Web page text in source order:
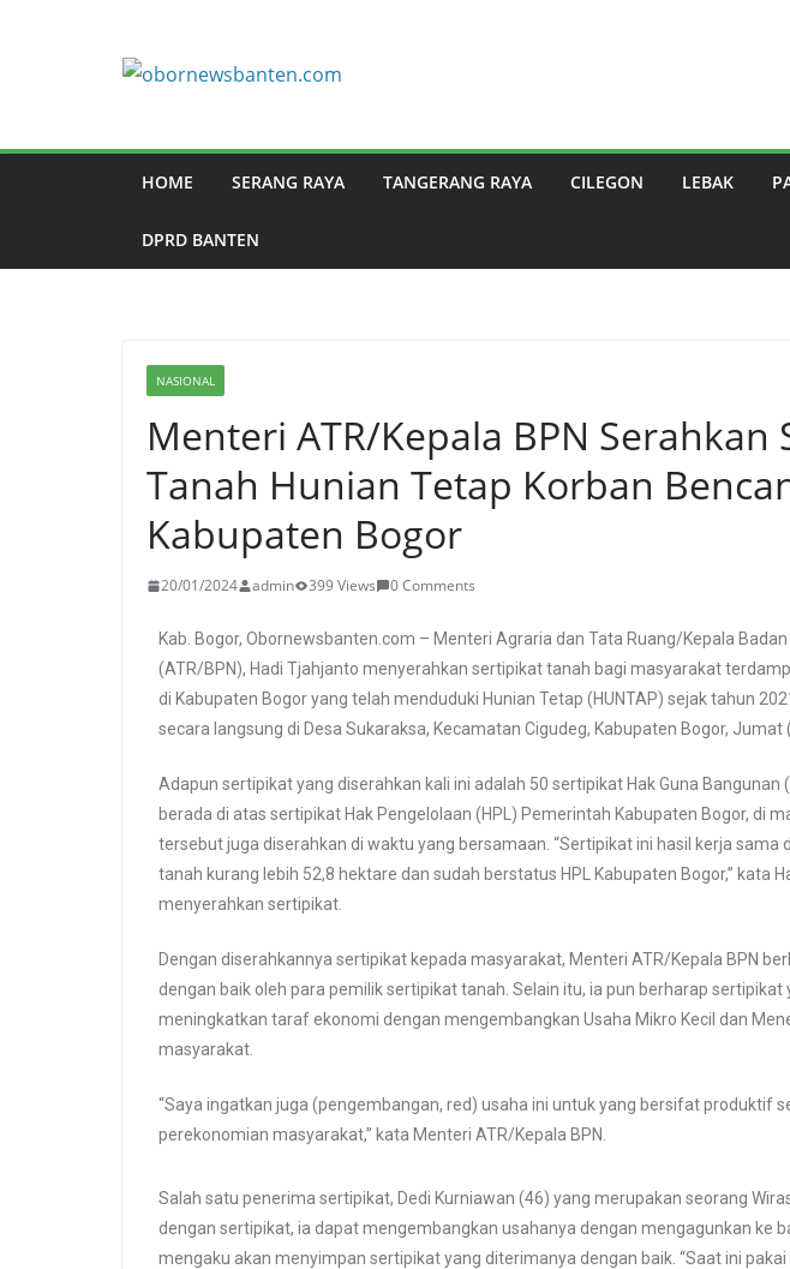
HOME SERANG RAYA TANGERANG RAYA CILEGON LEBAK
DPRD BANTEN
NASIONAL
Menteri ATR/Kepala BPN Serahkan
Tanah Hunian Tetap Korban
Kabupaten Bogor
20/01/2024 admin 399 Views 0 Comments
Kab. Bogor, Obornewsbanten.com – Menteri Agraria dan Tata Ruang/Kepala
(ATR/BPN), Hadi Tjahjanto menyerahkan sertipikat tanah bagi masyarakat
di Kabupaten Bogor yang telah menduduki Hunian Tetap (HUNTAP) sejak tahun
secara langsung di Desa Sukaraksa, Kecamatan Cigudeg, Kabupaten Bogor, Jumat
Adapun sertipikat yang diserahkan kali ini adalah 50 sertipikat Hak Guna Bangunan
berada di atas sertipikat Hak Pengelolaan (HPL) Pemerintah Kabupaten Bogor, di
tersebut juga diserahkan di waktu yang bersamaan. “Sertipikat ini hasil kerja sama
tanah kurang lebih 52,8 hektare dan sudah berstatus HPL Kabupaten Bogor,” kata
menyerahkan sertipikat.
Dengan diserahkannya sertipikat kepada masyarakat, Menteri ATR/Kepala BPN
dengan baik oleh para pemilik sertipikat tanah. Selain itu, ia pun berharap
meningkatkan taraf ekonomi dengan mengembangkan Usaha Mikro Kecil dan
masyarakat.
“Saya ingatkan juga (pengembangan, red) usaha ini untuk yang bersifat produktif
perekonomian masyarakat,” kata Menteri ATR/Kepala BPN.
Salah satu penerima sertipikat, Dedi Kurniawan (46) yang merupakan seorang
dengan sertipikat, ia dapat mengembangkan usahanya dengan mengagunkan ke
mengaku akan menyimpan sertipikat yang diterimanya dengan baik. “Saat ini pakai